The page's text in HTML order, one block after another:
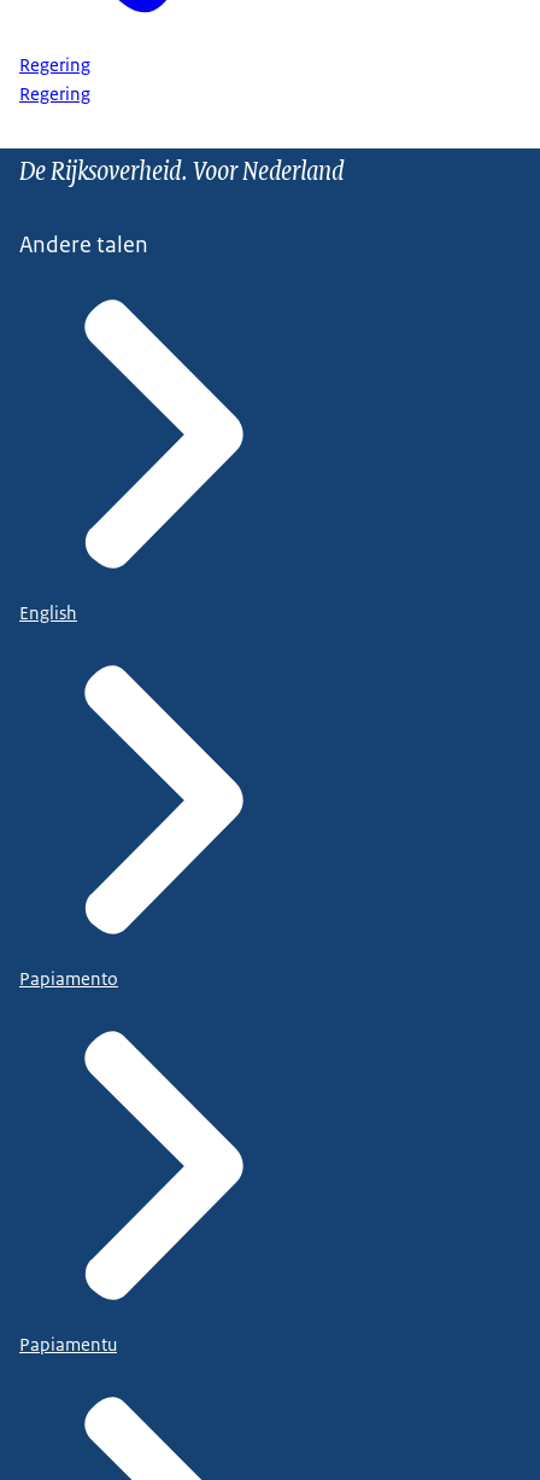
Regering
Regering
De Rijksoverheid. Voor Nederland
Andere talen
English
Papiamento
Papiamentu